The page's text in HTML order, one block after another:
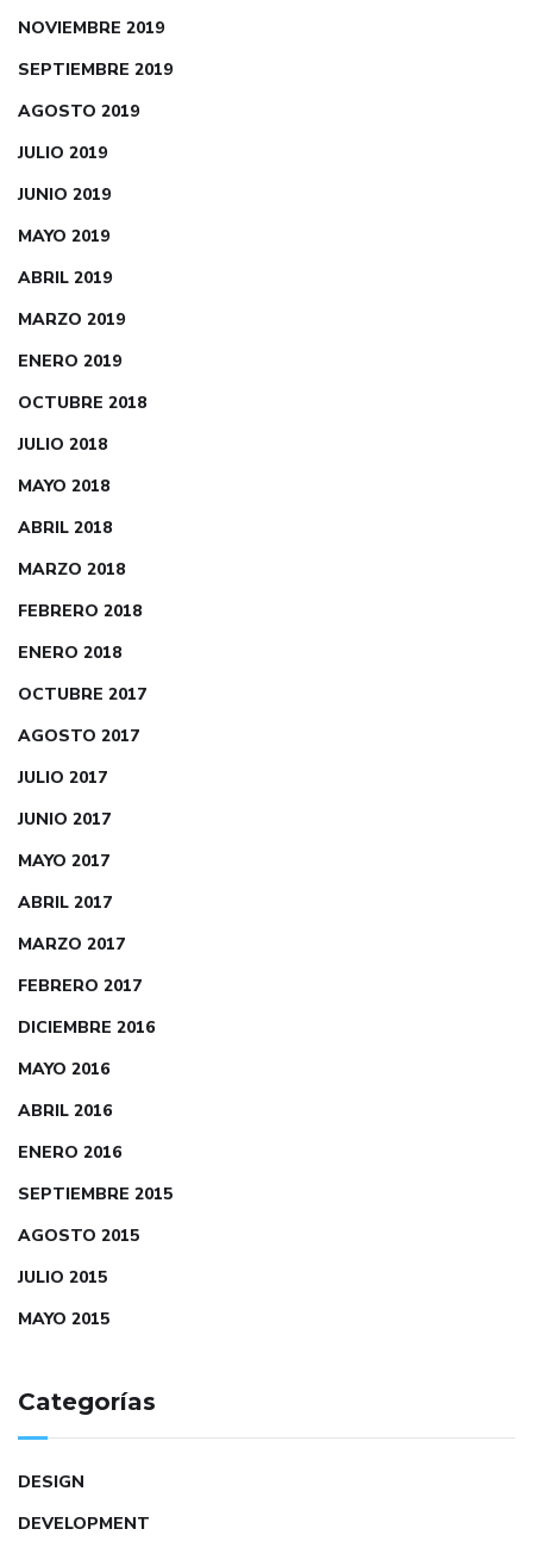
NOVIEMBRE 2019
SEPTIEMBRE 2019
AGOSTO 2019
JULIO 2019
JUNIO 2019
MAYO 2019
ABRIL 2019
MARZO 2019
ENERO 2019
OCTUBRE 2018
JULIO 2018
MAYO 2018
ABRIL 2018
MARZO 2018
FEBRERO 2018
ENERO 2018
OCTUBRE 2017
AGOSTO 2017
JULIO 2017
JUNIO 2017
MAYO 2017
ABRIL 2017
MARZO 2017
FEBRERO 2017
DICIEMBRE 2016
MAYO 2016
ABRIL 2016
ENERO 2016
SEPTIEMBRE 2015
AGOSTO 2015
JULIO 2015
MAYO 2015
Categorías
DESIGN
DEVELOPMENT